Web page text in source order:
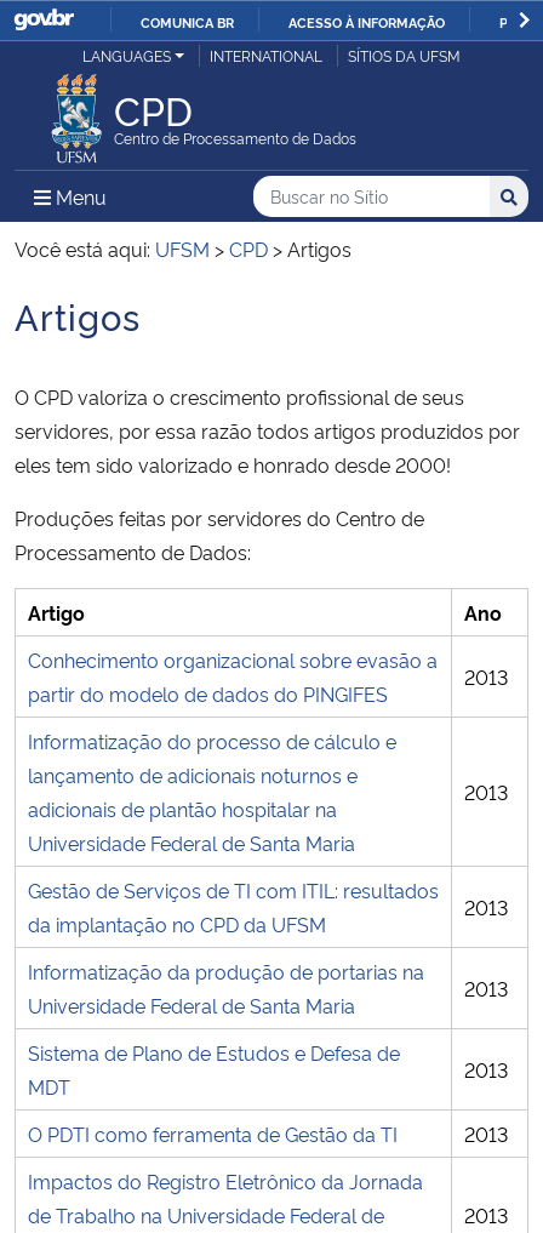
IR
COMUNICA BR ACESSO À INFORMAÇÃO
Ministério da Justiça e Segurança Pública
Ministério da Defesa
Ministério das Relações Exteriores
Ministério da Economia
Ministério da Agricultura, Pecuária e Abastecimento
Ministério da Cidadania
Ministério da Saúde
Ministério de Minas e Energia
Ministério da Ciência, Tecnologia, Inovações e Comunicações
Ministério do Meio Ambiente
Ministério do Turismo
Ministério do Desenvolvimento Regional
Controladoria-Geral da União
Ministério da Mulher, da Família e dos Direitos Humanos
Secretaria-Geral
Secretaria de Governo
LANGUAGES INTERNATIONAL SÍTIOS DA UFSM
CPD
Centro de Processamento de Dados
Menu Menu Principal do Sítio
Busca
Buscar no no Sítio
Busca:
Você está aqui: UFSM >CPD >Artigos
Início do conteúdo
Artigos
O CPD valoriza o crescimento profissional de seus
servidores, por essa razão todos artigos produzidos por
eles tem sido valorizado e honrado desde 2000!
Produções feitas por servidores do Centro de
Processamento de Dados:
Artigo
Ano
Conhecimento organizacional sobre evasão a
partir do modelo de dados do PINGIFES
2013
Informatização do processo de cálculo e
lançamento de adicionais noturnos e
adicionais de plantão hospitalar na
Universidade Federal de Santa Maria
2013
Gestão de Serviços de TI com ITIL: resultados
da implantação no CPD da UFSM
2013
Informatização da produção de portarias na
Universidade Federal de Santa Maria
2013
Sistema de Plano de Estudos e Defesa de
MDT
2013
O PDTI como ferramenta de Gestão da TI
2013
Impactos do Registro Eletrônico da Jornada
de Trabalho na Universidade Federal de
2013